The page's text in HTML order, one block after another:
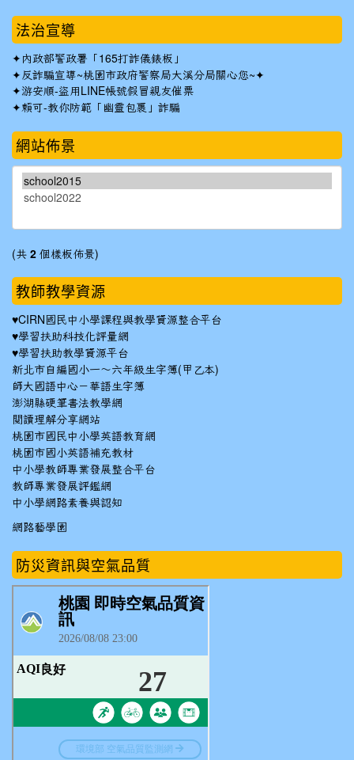
法治宣導
✦ 內政部警政署「165打詐儀錶板」
✦反詐騙宣導~桃園市政府警察局大溪分局關心您~✦
✦游安順-盜用LINE帳號假冒親友催票
✦賴可-教你防範「幽靈包裹」詐騙
網站佈景
(共 2 個樣板佈景)
教師教學資源
♥CIRN國民中小學課程與教學資源整合平台
♥學習扶助科技化評量網
♥學習扶助教學資源平台
新北市自編國小一～六年級生字簿(甲乙本)
師大國語中心－華語生字簿
澎湖縣硬筆書法教學網
閱讀理解分享網站
桃園市國民中小學英語教育網
桃園市國小英語補充教材
中小學教師專業發展整合平台
教師專業發展評鑑網
中小學網路素養與認知
網路藝學園
防災資訊與空氣品質